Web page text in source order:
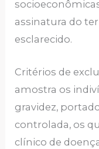
assinatura do
esclarecido.
Critérios de
amostra os
gravidez,
controlada, os
clínico de